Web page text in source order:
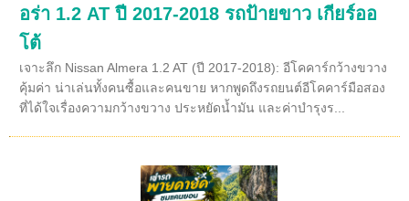
อร่า 1.2 AT ปี 2017-2018 รถป้ายขาว เกียร์ออ
โต้
เจาะลึก Nissan Almera 1.2 AT (ปี 2017-2018): อีโคคาร์กว้างขวาง
คุ้มค่า น่าเล่นทั้งคนซื้อและคนขาย หากพูดถึงรถยนต์อีโคคาร์มือสอง
ที่ได้ใจเรื่องความกว้างขวาง ประหยัดน้ำมัน และค่าบำรุงร...